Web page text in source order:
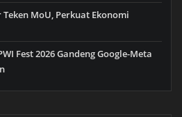
Teken MoU, Perkuat Ekonomi
Fest 2026 Gandeng Google-Meta